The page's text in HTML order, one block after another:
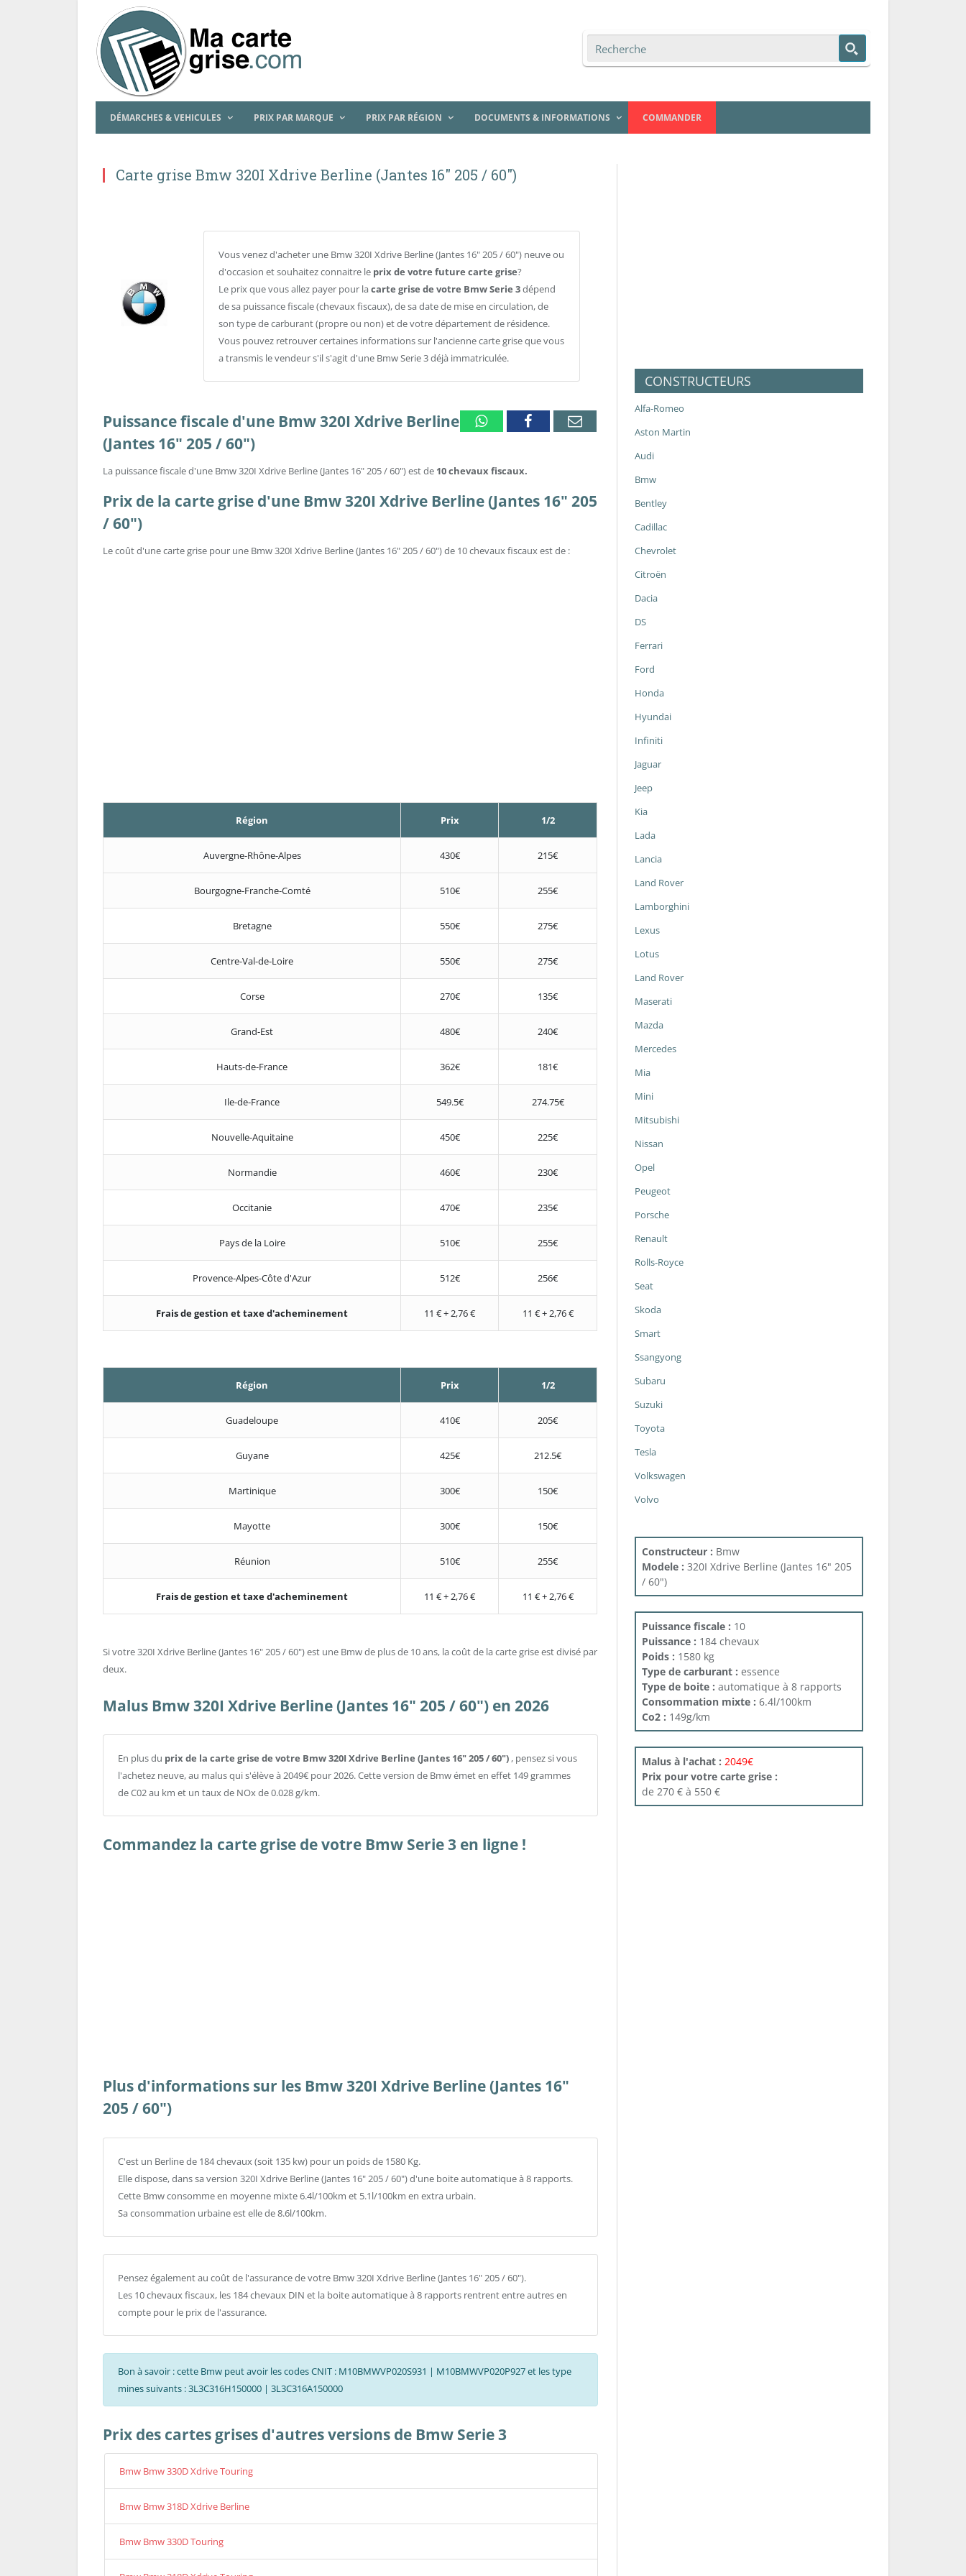
DÉMARCHES & VEHICULES PRIX PAR MARQUE PRIX PAR RÉGION DOCUMENTS & INFORMATIONS COMMANDER
Carte grise Bmw 320I Xdrive Berline (Jantes 16″ 205 / 60″)
Vous venez d'acheter une Bmw 320I Xdrive Berline (Jantes 16" 205 / 60") neuve ou
d'occasion et souhaitez connaitre le prix de votre future carte grise?
Le prix que vous allez payer pour lacarte grise de votre Bmw Serie 3dépend
de sa puissance fiscale (chevaux fiscaux), de sa date de mise en circulation, de
son type de carburant (propre ou non) et de votre département de résidence.
Vous pouvez retrouver certaines informations sur l'ancienne carte grise que vous
a transmis le vendeur s'il s'agit d'une Bmw Serie 3 déjà immatriculée.
WhatsappFacebookEmail
Puissance fiscale d'une Bmw 320I Xdrive Berline
(Jantes 16" 205 / 60")
La puissance fiscale d'une Bmw 320I Xdrive Berline (Jantes 16" 205 / 60") est de 10 chevaux fiscaux.
Prix de la carte grise d'une Bmw 320I Xdrive Berline (Jantes 16" 205
/ 60")
Le coût d'une carte grise pour une Bmw 320I Xdrive Berline (Jantes 16" 205 / 60") de 10 chevaux fiscaux est de :
Région Prix 1/2
Auvergne-Rhône-Alpes 430€ 215€
Bourgogne-Franche-Comté 510€ 255€
Bretagne 550€ 275€
Centre-Val-de-Loire 550€ 275€
Corse 270€ 135€
Grand-Est 480€ 240€
Hauts-de-France 362€ 181€
Ile-de-France 549.5€ 274.75€
Nouvelle-Aquitaine 450€ 225€
Normandie 460€ 230€
Occitanie 470€ 235€
Pays de la Loire 510€ 255€
Provence-Alpes-Côte d'Azur 512€ 256€
Frais de gestion et taxe d'acheminement 11 € + 2,76 € 11 € + 2,76 €
Région Prix 1/2
Guadeloupe 410€ 205€
Guyane 425€ 212.5€
Martinique 300€ 150€
Mayotte 300€ 150€
Réunion 510€ 255€
Frais de gestion et taxe d'acheminement 11 € + 2,76 € 11 € + 2,76 €
Si votre 320I Xdrive Berline (Jantes 16" 205 / 60") est une Bmw de plus de 10 ans, la coût de la carte grise est divisé par
deux.
Malus Bmw 320I Xdrive Berline (Jantes 16" 205 / 60") en 2026
En plus du prix de la carte grise de votre Bmw 320I Xdrive Berline (Jantes 16" 205 / 60") , pensez si vous
l'achetez neuve, au malus qui s'élève à 2049€ pour 2026. Cette version de Bmw émet en effet 149 grammes
de C02 au km et un taux de NOx de 0.028 g/km.
Commandez la carte grise de votre Bmw Serie 3 en ligne !
Plus d'informations sur les Bmw 320I Xdrive Berline (Jantes 16"
205 / 60")
C'est un Berline de 184 chevaux (soit 135 kw) pour un poids de 1580 Kg.
Elle dispose, dans sa version 320I Xdrive Berline (Jantes 16" 205 / 60") d'une boite automatique à 8 rapports.
Cette Bmw consomme en moyenne mixte 6.4l/100km et 5.1l/100km en extra urbain.
Sa consommation urbaine est elle de 8.6l/100km.
Pensez également au coût de l'assurance de votre Bmw 320I Xdrive Berline (Jantes 16" 205 / 60").
Les 10 chevaux fiscaux, les 184 chevaux DIN et la boite automatique à 8 rapports rentrent entre autres en
compte pour le prix de l'assurance.
Bon à savoir : cette Bmw peut avoir les codes CNIT : M10BMWVP020S931 | M10BMWVP020P927 et les type
mines suivants : 3L3C316H150000 | 3L3C316A150000
Prix des cartes grises d'autres versions de Bmw Serie 3
Bmw Bmw 330D Xdrive Touring
Bmw Bmw 318D Xdrive Berline
Bmw Bmw 330D Touring
CONSTRUCTEURS
Alfa-Romeo
Aston Martin
Audi
Bmw
Bentley
Cadillac
Chevrolet
Citroën
Dacia
DS
Ferrari
Ford
Honda
Hyundai
Infiniti
Jaguar
Jeep
Kia
Lada
Lancia
Land Rover
Lamborghini
Lexus
Lotus
Land Rover
Maserati
Mazda
Mercedes
Mia
Mini
Mitsubishi
Nissan
Opel
Peugeot
Porsche
Renault
Rolls-Royce
Seat
Skoda
Smart
Ssangyong
Subaru
Suzuki
Toyota
Tesla
Volkswagen
Volvo
Constructeur : Bmw
Modele : 320I Xdrive Berline (Jantes 16" 205
/ 60")
Puissance fiscale : 10
Puissance : 184 chevaux
Poids : 1580 kg
Type de carburant : essence
Type de boite : automatique à 8 rapports
Consommation mixte : 6.4l/100km
Co2 : 149g/km
Malus à l'achat : 2049€
Prix pour votre carte grise :
de 270 € à 550 €